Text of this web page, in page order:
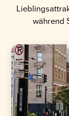
während